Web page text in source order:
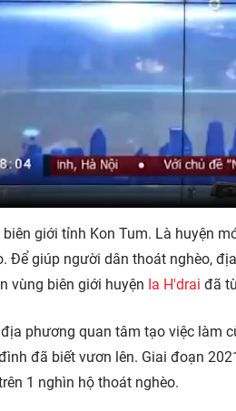
biên giới tỉnh Kon Tum. Là huyện
Để giúp người dân thoát nghèo,
vùng biên giới huyện Ia H'drai đã
phương quan tâm tạo việc làm
đã biết vươn lên. Giai đoạn
1 nghìn hộ thoát nghèo.